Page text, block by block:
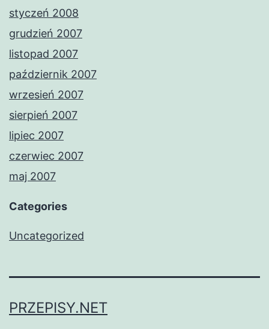
styczeń 2008
grudzień 2007
listopad 2007
październik 2007
wrzesień 2007
sierpień 2007
lipiec 2007
czerwiec 2007
maj 2007
Categories
Uncategorized
PRZEPISY.NET